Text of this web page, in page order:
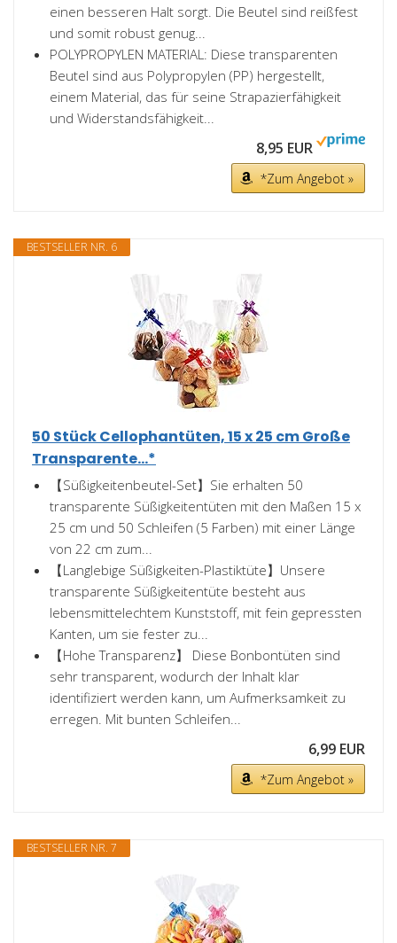
einen besseren Halt sorgt. Die Beutel sind reißfest
und somit robust genug...
POLYPROPYLEN MATERIAL: Diese transparenten
Beutel sind aus Polypropylen (PP) hergestellt,
einem Material, das für seine Strapazierfähigkeit
und Widerstandsfähigkeit...
8,95 EUR
*Zum Angebot »
BESTSELLER NR. 6
50 Stück Cellophantüten, 15 x 25 cm Große
Transparente...*
【Süßigkeitenbeutel-Set】Sie erhalten 50
transparente Süßigkeitentüten mit den Maßen 15 x
25 cm und 50 Schleifen (5 Farben) mit einer Länge
von 22 cm zum...
【Langlebige Süßigkeiten-Plastiktüte】Unsere
transparente Süßigkeitentüte besteht aus
lebensmittelechtem Kunststoff, mit fein gepressten
Kanten, um sie fester zu...
【Hohe Transparenz】 Diese Bonbontüten sind
sehr transparent, wodurch der Inhalt klar
identifiziert werden kann, um Aufmerksamkeit zu
erregen. Mit bunten Schleifen...
6,99 EUR
*Zum Angebot »
BESTSELLER NR. 7